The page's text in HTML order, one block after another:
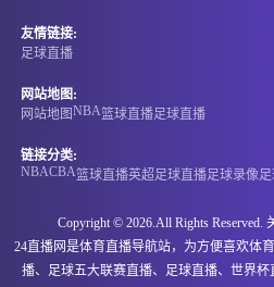
阿达玛市
情报
友情链接:
足球直播
网站地图:
网站地图NBA篮球直播足球直播
链接分类:
NBACBA篮球直播英超 足球直播足球录像
Copyright © 2026.All Rights Reserved.
24直播网是体育直播导航站，为方便喜欢体
播、足球五大联赛直播、足球直播、世界